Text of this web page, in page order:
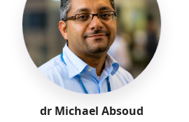
dr Michael Absoud